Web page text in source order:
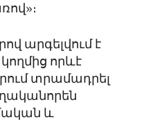
արգելվում է
որևէ
տրամադրել
և